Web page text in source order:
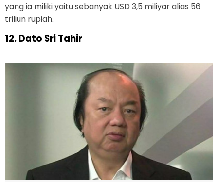
yang ia miliki yaitu sebanyak USD 3,5 miliyar alias 56
triliun rupiah.
12.Dato Sri Tahir